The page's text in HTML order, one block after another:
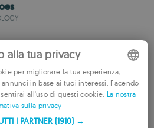
ENGLISH
alla tua privacy
per migliorare la tua esperienza,
in base ai tuoi interessi. Facendo
all'uso di questi cookie. La nostra
sulla privacy
I PARTNER (1910) →